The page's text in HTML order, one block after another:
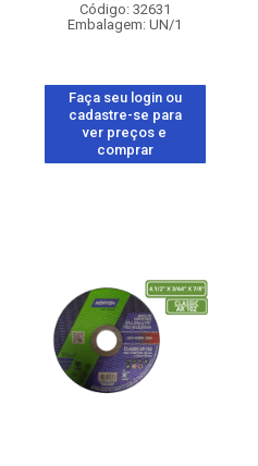
Código: 32631
Embalagem: UN/1
Faça seu login ou
cadastre-se para
ver preços e
comprar